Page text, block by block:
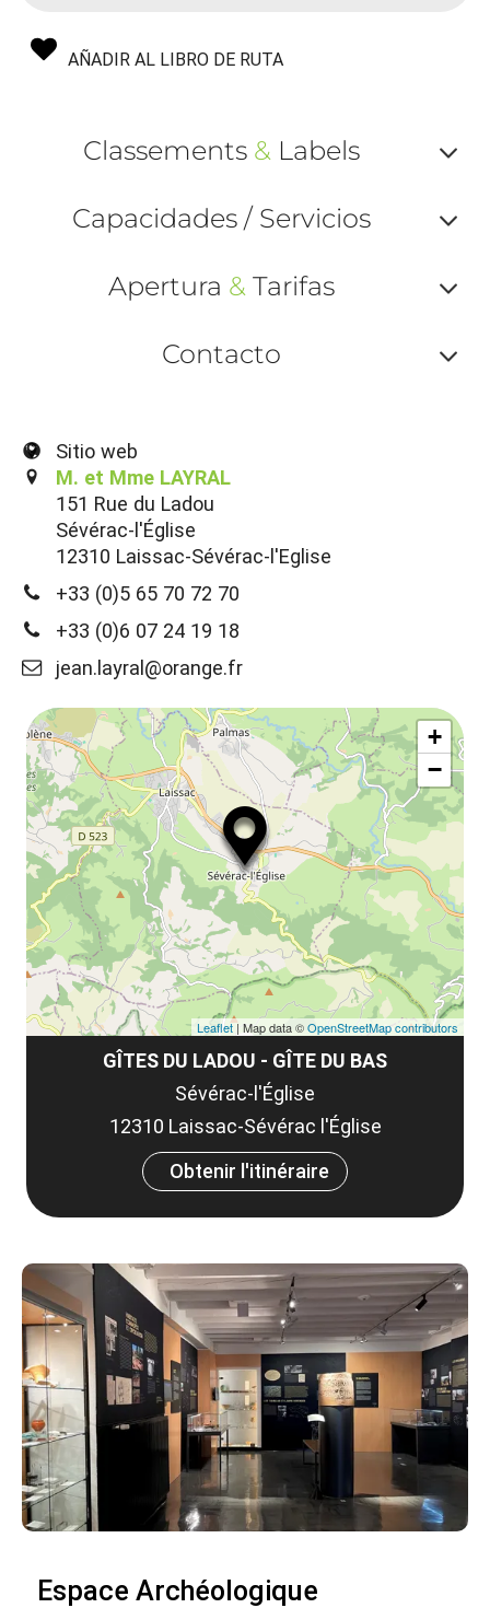
AÑADIR AL LIBRO DE RUTA
Classements & Labels
ou
Capacidades / Servicios
ou
Apertura & Tarifas
ou
Contacto
Sitio web
M. et Mme LAYRAL
151 Rue du Ladou
Sévérac-l'Église
12310 Laissac-Sévérac-l'Eglise
+33 (0)5 65 70 72 70
+33 (0)6 07 24 19 18
jean.layral@orange.fr
GÎTES DU LADOU - GÎTE DU BAS
Sévérac-l'Église
12310 Laissac-Sévérac l'Église
Obtenir l'itinéraire
+
−
Leaflet| Map data ©OpenStreetMap contributors
Espace Archéologique